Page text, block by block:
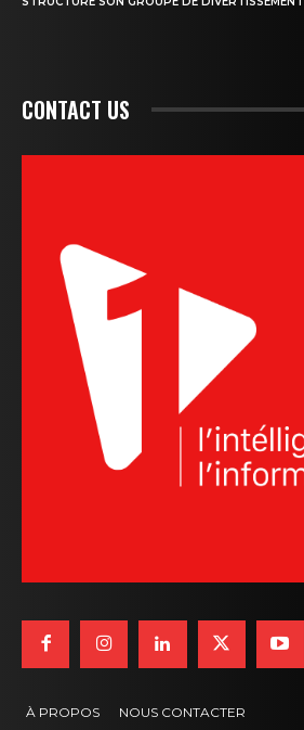
CONTACT US
À PROPOS NOUS CONTACTER